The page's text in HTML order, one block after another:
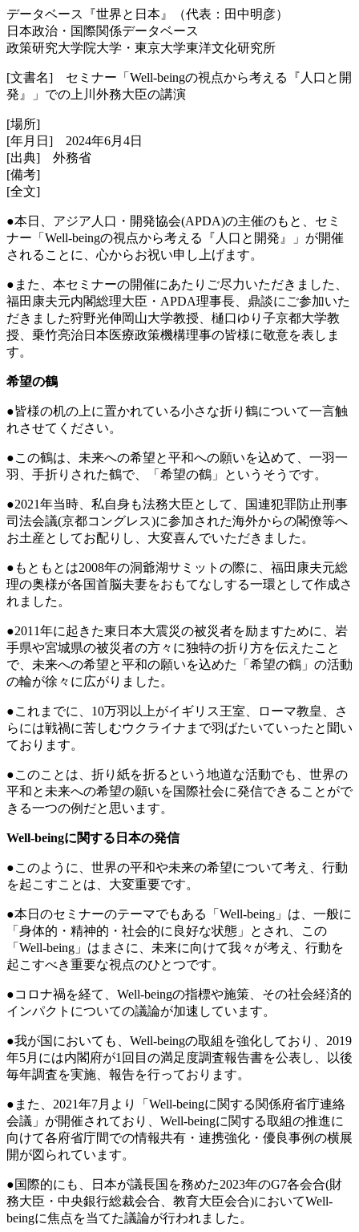
データベース『世界と日本』（代表：田中明彦）
日本政治・国際関係データベース
政策研究大学院大学・東京大学東洋文化研究所
[文書名] セミナー「Well-beingの視点から考える『人口と開
発』」での上川外務大臣の講演
[場所]
[年月日] 2024年6月4日
[出典] 外務省
[備考]
[全文]
●本日、アジア人口・開発協会(APDA)の主催のもと、セミ
ナー「Well-beingの視点から考える『人口と開発』」が開催
されることに、心からお祝い申し上げます。
●また、本セミナーの開催にあたりご尽力いただきました、
福田康夫元内閣総理大臣・APDA理事長、鼎談にご参加いた
だきました狩野光伸岡山大学教授、樋口ゆり子京都大学教
授、乗竹亮治日本医療政策機構理事の皆様に敬意を表しま
す。
希望の鶴
●皆様の机の上に置かれている小さな折り鶴について一言触
れさせてください。
●この鶴は、未来への希望と平和への願いを込めて、一羽一
羽、手折りされた鶴で、「希望の鶴」というそうです。
●2021年当時、私自身も法務大臣として、国連犯罪防止刑事
司法会議(京都コングレス)に参加された海外からの閣僚等へ
お土産としてお配りし、大変喜んでいただきました。
●もともとは2008年の洞爺湖サミットの際に、福田康夫元総
理の奥様が各国首脳夫妻をおもてなしする一環として作成さ
れました。
●2011年に起きた東日本大震災の被災者を励ますために、岩
手県や宮城県の被災者の方々に独特の折り方を伝えたこと
で、未来への希望と平和の願いを込めた「希望の鶴」の活動
の輪が徐々に広がりました。
●これまでに、10万羽以上がイギリス王室、ローマ教皇、さ
らには戦禍に苦しむウクライナまで羽ばたいていったと聞い
ております。
●このことは、折り紙を折るという地道な活動でも、世界の
平和と未来への希望の願いを国際社会に発信できることがで
きる一つの例だと思います。
Well-beingに関する日本の発信
●このように、世界の平和や未来の希望について考え、行動
を起こすことは、大変重要です。
●本日のセミナーのテーマでもある「Well-being」は、一般に
「身体的・精神的・社会的に良好な状態」とされ、この
「Well-being」はまさに、未来に向けて我々が考え、行動を
起こすべき重要な視点のひとつです。
●コロナ禍を経て、Well-beingの指標や施策、その社会経済的
インパクトについての議論が加速しています。
●我が国においても、Well-beingの取組を強化しており、2019
年5月には内閣府が1回目の満足度調査報告書を公表し、以後
毎年調査を実施、報告を行っております。
●また、2021年7月より「Well-beingに関する関係府省庁連絡
会議」が開催されており、Well-beingに関する取組の推進に
向けて各府省庁間での情報共有・連携強化・優良事例の横展
開が図られています。
●国際的にも、日本が議長国を務めた2023年のG7各会合(財
務大臣・中央銀行総裁会合、教育大臣会合)においてWell-
beingに焦点を当てた議論が行われました。